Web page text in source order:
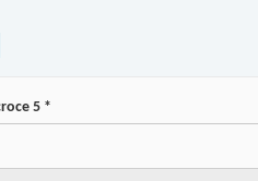
5 *